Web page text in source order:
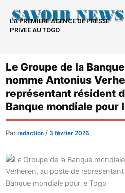
contenu
LA PREMIERE AGENCE DE PRESSE
PRIVEE AU TOGO
Le Groupe de la
nomme Antonius
représentant résident
Banque mondiale pour
Par redaction / 3 février 2026